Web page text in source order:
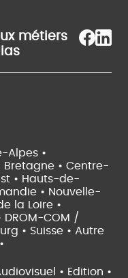
métiers
Alpes •
Bretagne • Centre-
• Hauts-de-
• Nouvelle-
la Loire •
DROM-COM /
• Suisse • Autre
• Edition •